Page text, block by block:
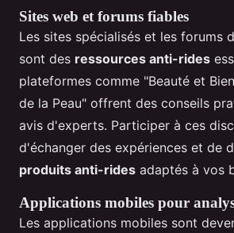
Sites web et forums fiables
Les sites spécialisés et les forums
sont des ressources anti-rides
plateformes comme "Beauté et
de la Peau" offrent des conseils
avis d'experts. Participer à ces
d'échanger des expériences et de
produits anti-rides adaptés à vos
Applications mobiles pour
Les applications mobiles sont